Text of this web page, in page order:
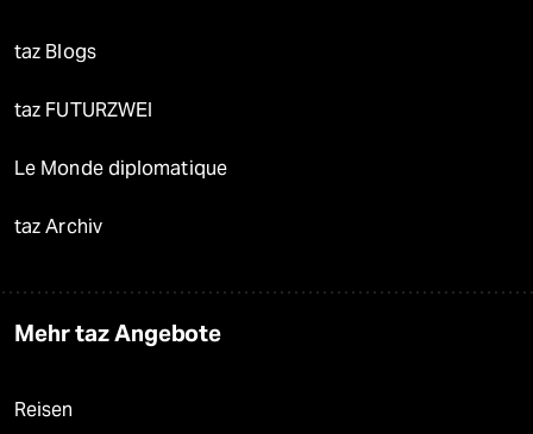
taz Blogs
taz FUTURZWEI
Le Monde diplomatique
taz Archiv
Mehr taz Angebote
Reisen